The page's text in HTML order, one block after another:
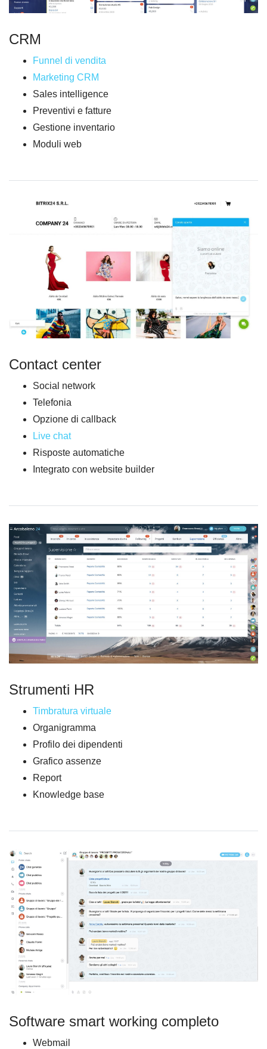
CRM
Funnel di vendita
Marketing CRM
Sales intelligence
Preventivi e fatture
Gestione inventario
Moduli web
Contact center
Social network
Telefonia
Opzione di callback
Live chat
Risposte automatiche
Integrato con website builder
Strumenti HR
Timbratura virtuale
Organigramma
Profilo dei dipendenti
Grafico assenze
Report
Knowledge base
Software smart working completo
Webmail